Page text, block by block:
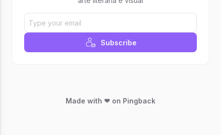
Subscribe
Made with ❤ on Pingback